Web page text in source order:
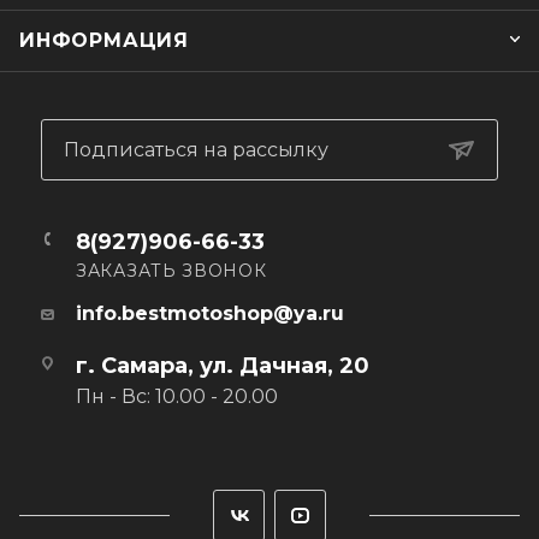
для снегоходов необходим для обеспечения вашей
безопасности и комфорта во время зимних развлечений.
ИНФОРМАЦИЯ
г. Самара, ул. Дачная, 20
Пн - Вс: 10.00 - 20.00
Подписаться на рассылку
8(927)906-66-33
ЗАКАЗАТЬ ЗВОНОК
info.bestmotoshop@ya.ru